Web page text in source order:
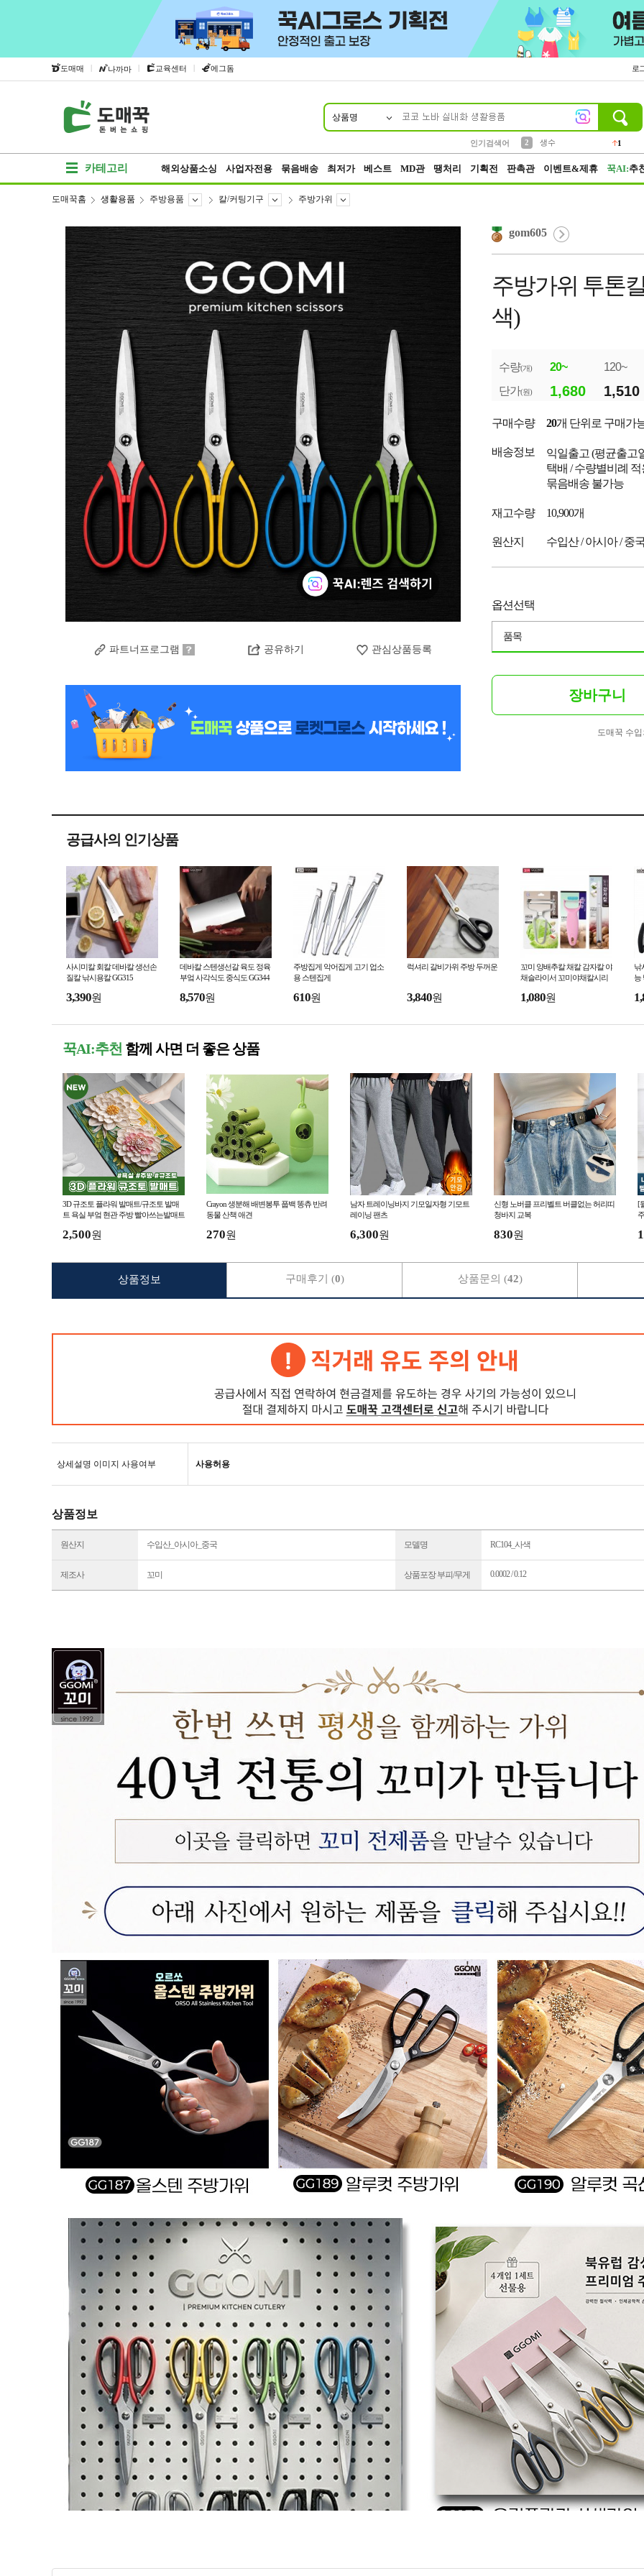
도매매 | 나까마 | 교육센터 | 에그돔 로
상품명
인기검색어
2
생수
1
카테고리 해외상품소싱 사업자전용 묶음배송 최저가 베스트 MD관 땡처리 기획전 판촉관 이벤트&제휴 꾹AI:추
도매꾹홈 생활용품 주방용품 칼/커팅기구 주방가위
베스트
파트너프로그램 공유하기 관심상품등록
gom605
주방가위 투톤
색)
수량(개) 20~
120~
단가(원) 1,680 1,510
구매수량 20개 단위로 구매가
배송정보 익일출고 (평균출고
택배 / 수량별비례
묶음배송 불가능
재고수량 10,900개
원산지 수입산 / 아시아 / 중
옵션선택
품목
장바구니
도매꾹 수
공급사의 인기상품
사시미칼 회칼 데바칼 생선손
질칼 낚시용칼 GG315
3,390원
데바칼 스텐생선갈 육도 정육
부엌 사각식도 중식도 GG344
8,570원
주방집게 악어집게 고기 업소
용 스텐집게
610원
럭셔리 갈비가위 주방 두꺼운
3,840원
꼬미 양배추칼 채칼 감자칼 야
채슬라이서 꼬미야채칼시리
1,080원
낚
능
꾹AI:추천 함께 사면 더 좋은 상품
3D 규조토 플라워 발매트/규조토 발매
트 욕실 부엌 현관 주방 빨아쓰는발매트
2,500원
Crayon 생분해 배변봉투 풉백 똥츄 반려
동물 산책 애견
270원
남자 트레이닝바지 기모일자형 기모트
레이닝 팬츠
6,300원
신형 노버클 프리벨트 버클없는 허리띠
청바지 교복
830원
[
상세설명 이미지 사용여부 사용허용
상품정보
원산지 수입산_아시아_중국 모델명 RC104_사색
제조사 꼬미 상품포장 부피/무게 0.0002 / 0.12
상품정보 구매후기 (0) 상품문의 (42)